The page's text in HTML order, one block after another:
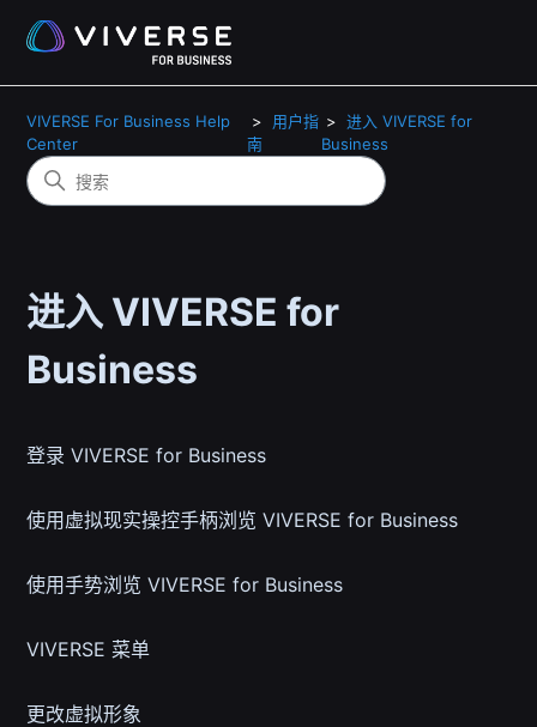
VIVERSE For Business Help
Center
用户指
南
进入 VIVERSE for
Business
进入 VIVERSE for
Business
登录 VIVERSE for Business
使用虚拟现实操控手柄浏览 VIVERSE for Business
使用手势浏览 VIVERSE for Business
VIVERSE 菜单
更改虚拟形象